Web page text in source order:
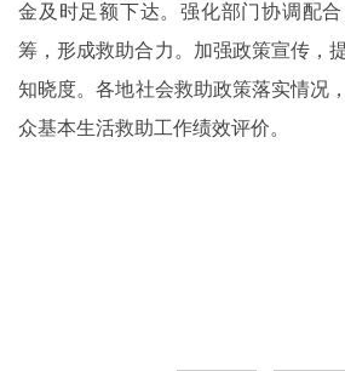
金及时足额下达。强化部门协调配
筹，形成救助合力。加强政策宣传，
知晓度。各地社会救助政策落实情况
众基本生活救助工作绩效评价。